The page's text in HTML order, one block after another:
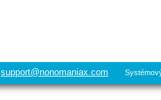
support@nonomaniax.com